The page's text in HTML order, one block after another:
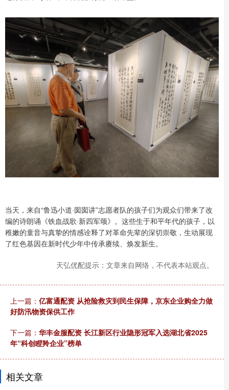
当天，来自“鲁迅小道·囡囡讲”志愿者队的孩子们为观众们带来了改
编的诗朗诵《铁血战歌·新四军颂》。这些生于和平年代的孩子，以
稚嫩的童音与真挚的情感诠释了对革命先辈的深切崇敬，生动展现
了红色基因在新时代少年中传承赓续、焕发新生。
天弘优配提示：文章来自网络，不代表本站观点。
上一篇： 亿富通配资 从抢险救灾到民生保障，京东企业购全力做
好防汛物资保供工作
下一篇： 华丰金服配资 长江新区行业隐形冠军入选湖北省2025
年“科创瞪羚企业”榜单
相关文章